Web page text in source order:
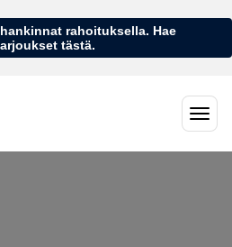
rahoituksella. Hae
tästä.